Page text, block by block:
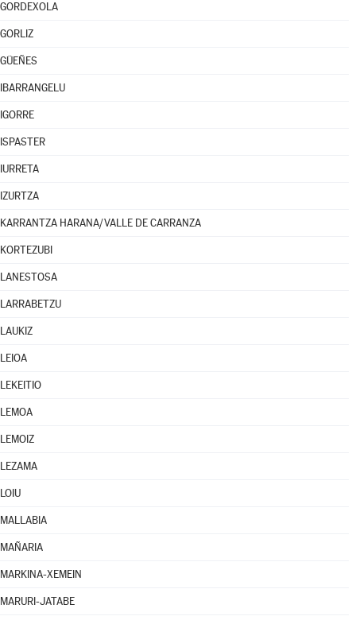
GORDEXOLA
GORLIZ
GÜEÑES
IBARRANGELU
IGORRE
ISPASTER
IURRETA
IZURTZA
KARRANTZA HARANA/VALLE DE CARRANZA
KORTEZUBI
LANESTOSA
LARRABETZU
LAUKIZ
LEIOA
LEKEITIO
LEMOA
LEMOIZ
LEZAMA
LOIU
MALLABIA
MAÑARIA
MARKINA-XEMEIN
MARURI-JATABE